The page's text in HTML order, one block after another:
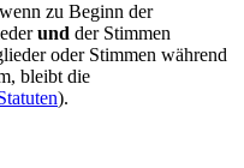
zu Beginn der
und der Stimmen
oder Stimmen während
bleibt die
).